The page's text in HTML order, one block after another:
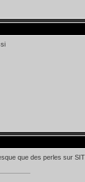
que des perles sur